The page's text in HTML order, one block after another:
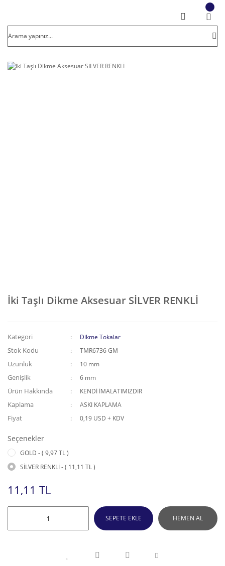
İki Taşlı Dikme Aksesuar SİLVER RENKLİ
Kategori Dikme Tokalar
Stok Kodu TMR6736 GM
Uzunluk 10 mm
Genişlik 6 mm
Ürün Hakkında KENDİ İMALATIMIZDIR
Kaplama ASKI KAPLAMA
Fiyat 0,19 USD + KDV
Seçenekler
GOLD - ( 9,97 TL )
SİLVER RENKLİ - ( 11,11 TL )
11,11 TL
SEPETE EKLE HEMEN AL